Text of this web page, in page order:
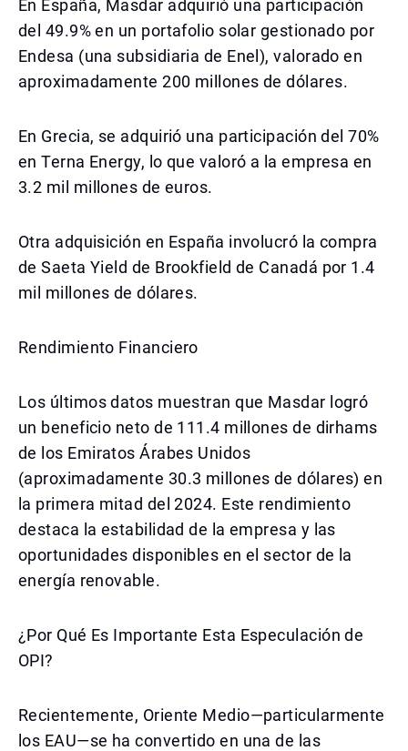
En España, Masdar adquirió una participación
del 49.9% en un portafolio solar gestionado por
Endesa (una subsidiaria de Enel), valorado en
aproximadamente 200 millones de dólares.
En Grecia, se adquirió una participación del 70%
en Terna Energy, lo que valoró a la empresa en
3.2 mil millones de euros.
Otra adquisición en España involucró la compra
de Saeta Yield de Brookfield de Canadá por 1.4
mil millones de dólares.
Rendimiento Financiero
Los últimos datos muestran que Masdar logró
un beneficio neto de 111.4 millones de dirhams
de los Emiratos Árabes Unidos
(aproximadamente 30.3 millones de dólares) en
la primera mitad del 2024. Este rendimiento
destaca la estabilidad de la empresa y las
oportunidades disponibles en el sector de la
energía renovable.
¿Por Qué Es Importante Esta Especulación de
OPI?
Recientemente, Oriente Medio—particularmente
los EAU—se ha convertido en una de las